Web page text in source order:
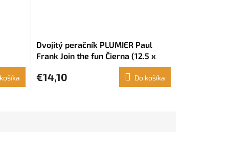
Dvojitý peračník PLUMIER Paul
Frank Join the fun Čierna (12.5 x
€14,10 Do košíka